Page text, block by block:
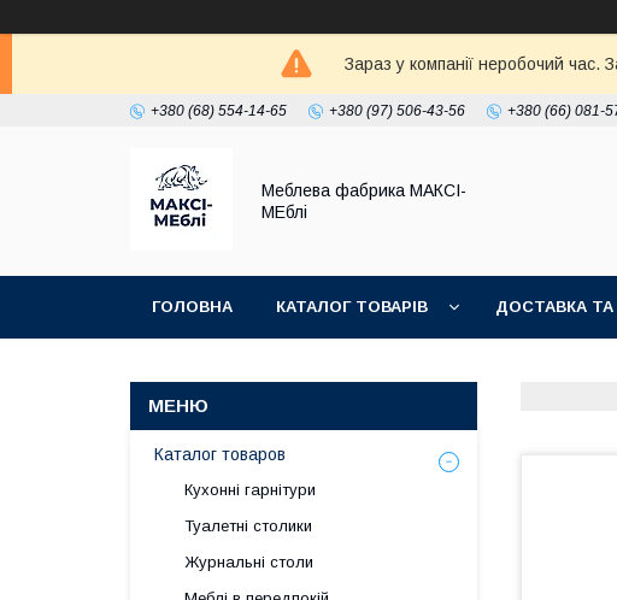
Зараз у компанії неробочий час.
+380 (68) 554-14-65 +380 (97) 506-43-56 +380 (66) 081-
Меблева фабрика МАКСІ-
МЕблі
ГОЛОВНА КАТАЛОГ ТОВАРІВ ДОСТАВКА
Каталог товаров
Кухонні гарнітури
Туалетні столики
Журнальні столи